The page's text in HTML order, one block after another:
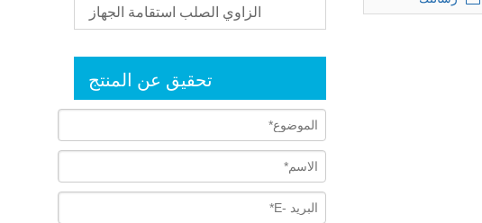
الزاوي الصلب استقامة الجهاز
تحقيق عن المنتج